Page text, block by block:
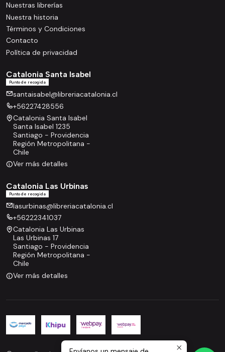
Nuestras librerías
Nuestra historia
Términos y Condiciones
Contacto
Política de privacidad
Catalonia Santa Isabel
Punto de recogida
santaisabel@libreriacatalonia.cl
+56227428556
Catalonia Santa Isabel
Santa Isabel 1235
Santiago - Providencia
Región Metropolitana -
Chile
Ver más detalles
Catalonia Las Urbinas
Punto de recogida
lasurbinas@libreriacatalonia.cl
+56222341037
Catalonia Las Urbinas
Las Urbinas 17
Santiago - Providencia
Región Metropolitana -
Chile
Ver más detalles